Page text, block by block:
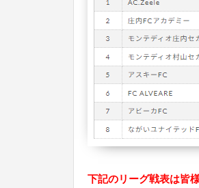
下記のリーグ戦表は皆